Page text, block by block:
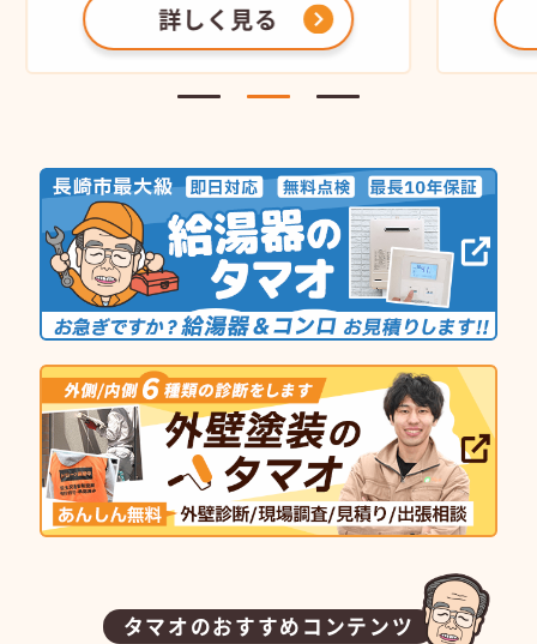
詳しく見る
タマオのおすすめコンテンツ